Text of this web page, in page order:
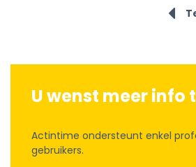
U wenst meer info
Actintime ondersteunt enkel
gebruikers.